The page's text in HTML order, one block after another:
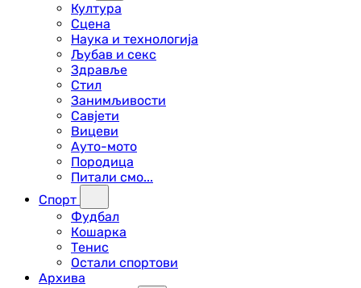
Култура
Сцена
Наука и технологија
Љубав и секс
Здравље
Стил
Занимљивости
Савјети
Вицеви
Ауто-мото
Породица
Питали смо...
Спорт
Фудбал
Кошарка
Тенис
Остали спортови
Архива